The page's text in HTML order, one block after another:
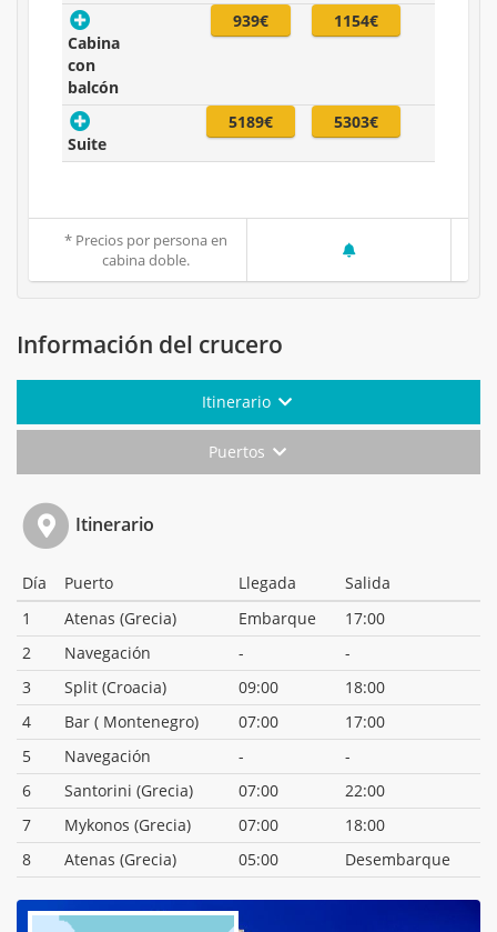
Cabina
con
balcón
939€ 1154€
Suite
5189€ 5303€
* Precios por persona en
cabina doble.
Información del crucero
Itinerario
Puertos
Itinerario
Día Puerto Llegada
Salida
1
Atenas (Grecia) Embarque
17:00
2
Navegación -
-
3
Split (Croacia) 09:00
18:00
4
Bar ( Montenegro) 07:00
17:00
5
Navegación -
-
6
Santorini (Grecia) 07:00
22:00
7
Mykonos (Grecia) 07:00
18:00
8
Atenas (Grecia) 05:00 Desembarque